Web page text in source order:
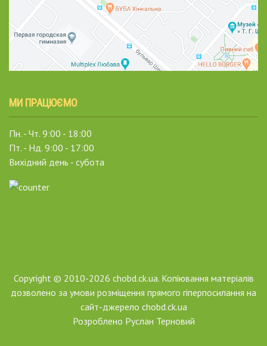
МИ ПРАЦЮЄМО
Пн. - Чт. 9:00 - 18:00
Пт. - Нд. 9:00 - 17:00
Вихідний день - субота
Copyright © 2010-2026 chobd.ck.ua. Копіювання матеріалів
дозволено за умови розміщення прямого гіперпосилання на
сайт-джерело chobd.ck.ua
Розроблено Руслан Терновий